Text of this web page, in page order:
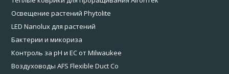
Освещение растений Phytolite
LED Nanolux для растений
Бактерии и микориза
Контроль за pH и EC от Milwaukee
Воздуховоды AFS Flexible Duct Co